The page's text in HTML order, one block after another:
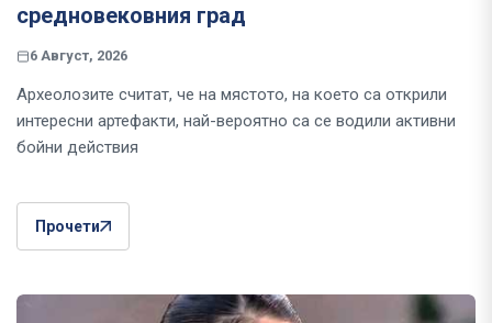
средновековния град
6 Август, 2026
Археолозите считат, че на мястото, на което са открили
интересни артефакти, най-вероятно са се водили активни
бойни действия
Прочети